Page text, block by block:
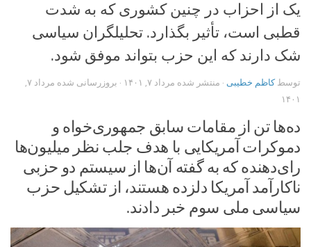
یک از احزاب در چنین کشوری که به شدت
قطبی است، تأثیر بگذارد. تحلیلگران سیاسی
شک دارند که این حزب بتواند موفق شود.
توسطکاظم خطیبی · منتشر شده مرداد ۷, ۱۴۰۱ · بروزرسانی شده
مرداد ۷,
۱۴۰۱
ده‌ها تن از مقامات سابق جمهوری‌خواه و
دموکرات آمریکایی با هدف جلب نظر میلیون‌ها
رای‌دهنده که به گفته آن‌ها از سیستم دو حزبی
ناکارآمد آمریکا دلزده هستند، از تشکیل حزب
سیاسی ملی سوم خبر دادند.